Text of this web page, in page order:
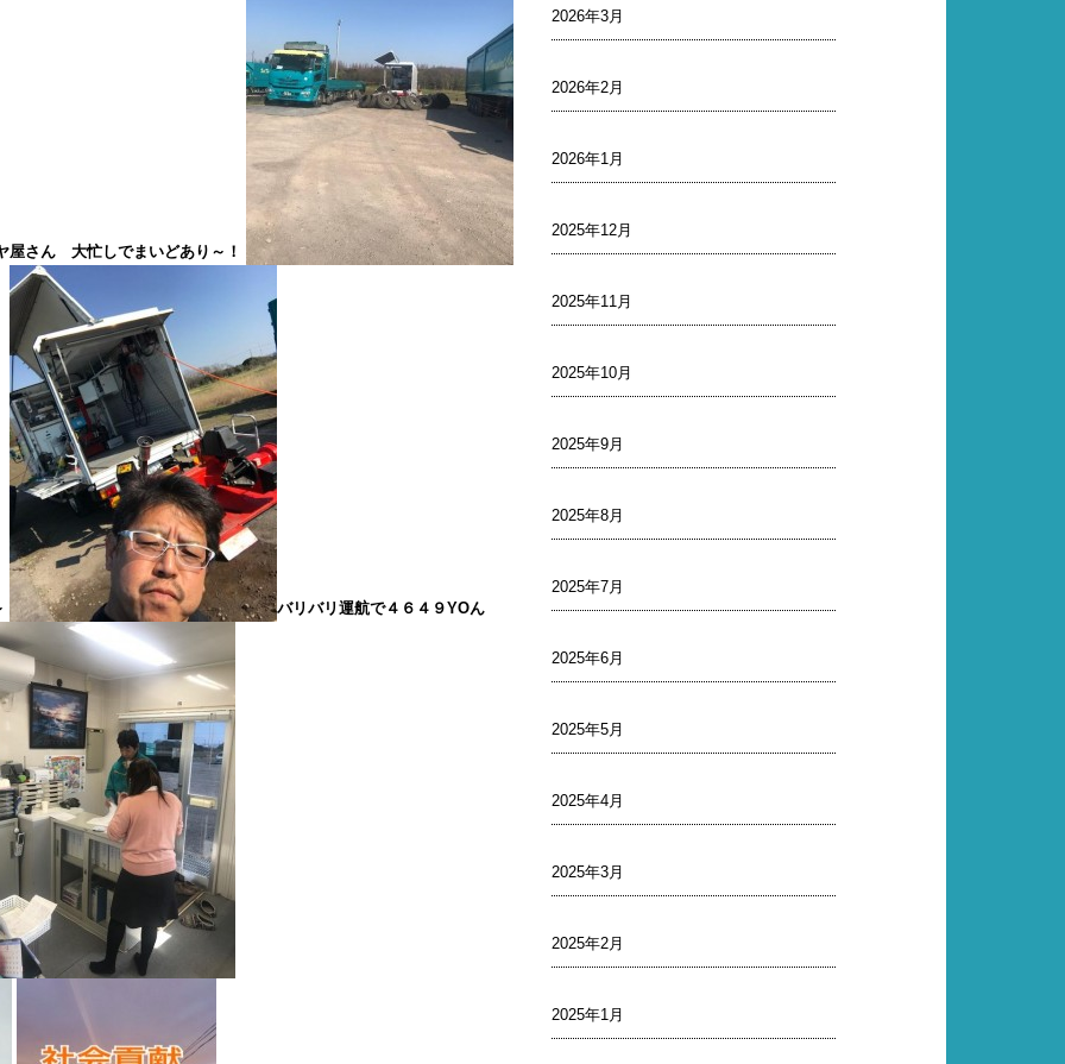
屋さん 大忙しでまいどあり～！
バリバリ運航で４６４９YOん
2026年3月
2026年2月
2026年1月
2025年12月
2025年11月
2025年10月
2025年9月
2025年8月
2025年7月
2025年6月
2025年5月
2025年4月
2025年3月
2025年2月
2025年1月